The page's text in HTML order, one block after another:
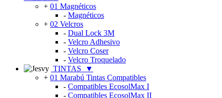
+ 01 Magnéticos
- Magnéticos
+ 02 Velcros
- Dual Lock 3M
- Velcro Adhesivo
- Velcro Coser
- Velcro Troquelado
TINTAS
▼
+ 01 Marabú Tintas Compatibles
- Compatibles EcosolMax I
- Compatibles EcosolMax II